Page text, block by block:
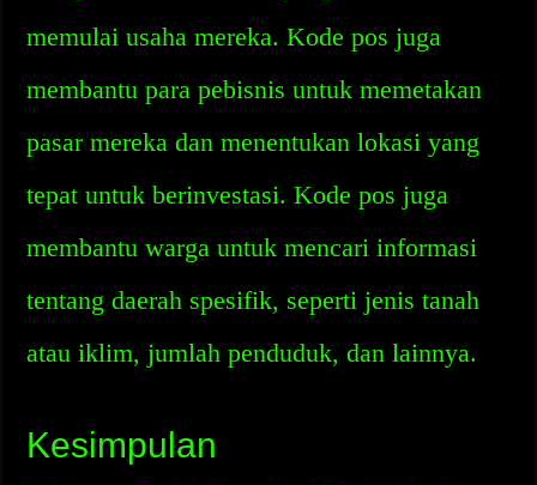
memulai usaha mereka. Kode pos juga
membantu para pebisnis untuk memetakan
pasar mereka dan menentukan lokasi yang
tepat untuk berinvestasi. Kode pos juga
membantu warga untuk mencari informasi
tentang daerah spesifik, seperti jenis tanah
atau iklim, jumlah penduduk, dan lainnya.
Kesimpulan